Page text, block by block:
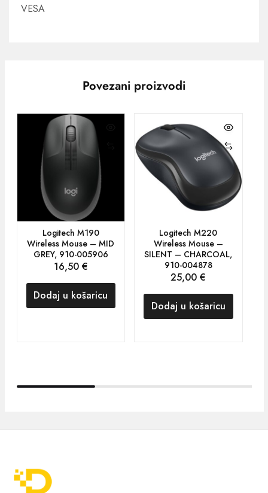
VESA
Povezani proizvodi
Logitech M190
Wireless Mouse – MID
GREY, 910-005906
16,50 €
Dodaj u košaricu
Logitech M220
Wireless Mouse –
SILENT – CHARCOAL,
910-004878
25,00€
Dodaj u košaricu